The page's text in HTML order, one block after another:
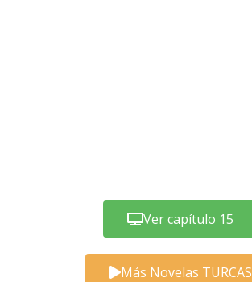
Ver capítulo 15
Más Novelas TURCAS